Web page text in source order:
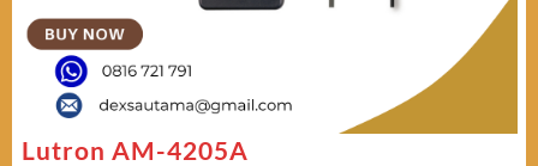
Lutron AM-4205A